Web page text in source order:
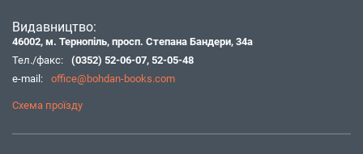
Видавництво:
46002, м. Тернопіль, просп. Степана Бандери, 34а
Тел./факс:
(0352) 52-06-07, 52-05-48
e-mail:
office@bohdan-books.com
Схема проїзду